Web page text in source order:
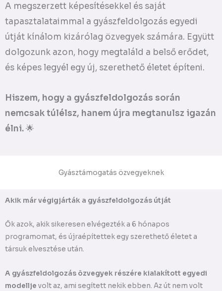
A megszerzett képesítésekkel és saját
tapasztalataimmal a gyászfeldolgozás egyedi
útját kínálom kizárólag özvegyek számára. Együtt
dolgozunk azon, hogy megtaláld a belső erődet,
és képes legyél egy új, szerethető életet építeni.
Hiszem, hogy a gyászfeldolgozás során
nemcsak túlélsz, hanem újra megtanulsz igazán
élni.🌟
Gyásztámogatás özvegyeknek
Akik már végigjárták a gyászfeldolgozás útját
Ők azok, akik sikeresen elvégezték a 6 hónapos
programomat, és újraépítettek egy szerethető életet a
társuk elvesztése után.
A gyászfeldolgozás özvegyek részére kialakított egyedi
modellje volt az, ami segített nekik ebben. Az út nem volt